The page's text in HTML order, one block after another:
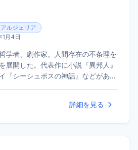
ルジェリア
1月4日
学者、劇作家。人間存在の不条理を
展開した。代表作に小説『異邦人』
『シーシュポスの神話』などがあ
詳細を見る